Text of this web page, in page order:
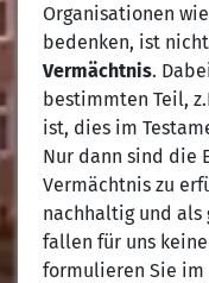
Organisationen
bedenken, ist
Vermächtnis.
bestimmten Teil,
ist, dies im
Nur dann sind die
Vermächtnis zu
nachhaltig und als
fallen für uns
formulieren Sie im